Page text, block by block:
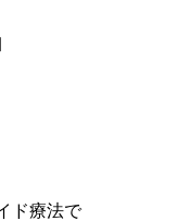
ド療法で